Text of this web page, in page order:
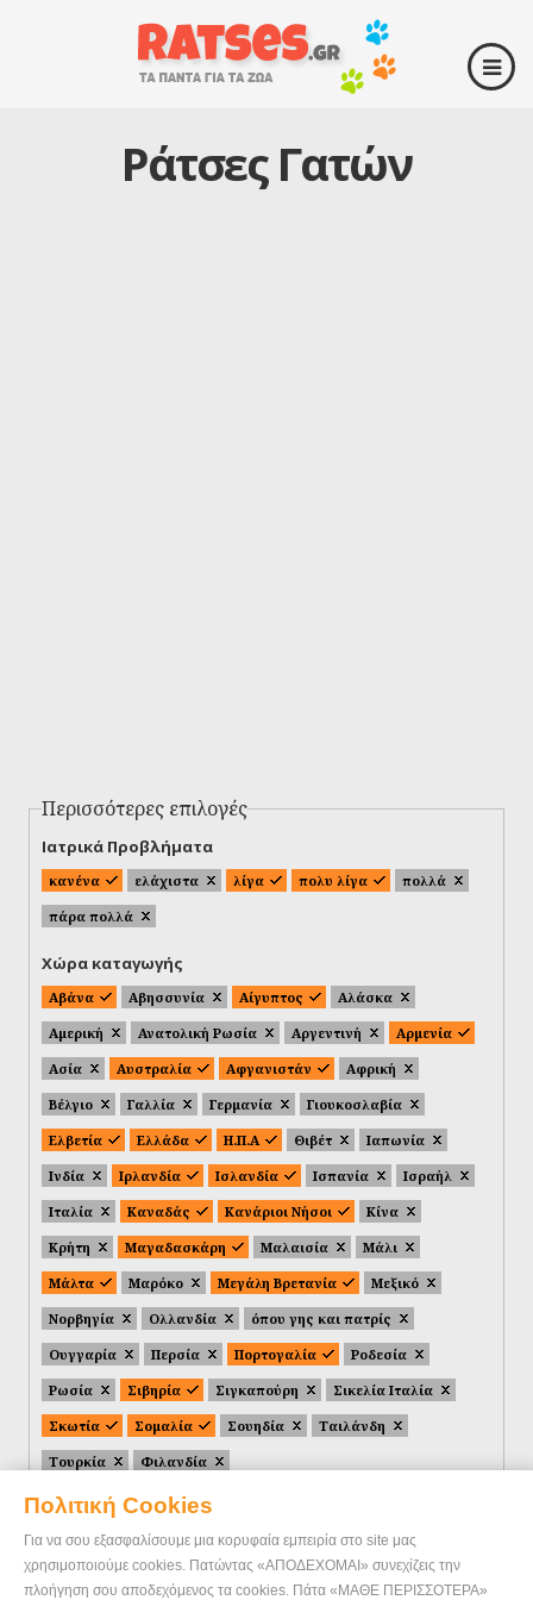
Πολιτική Cookies
Για να σου εξασφαλίσουμε μια κορυφαία εμπειρία στο site μας
χρησιμοποιούμε cookies. Πατώντας «ΑΠΟΔΕΧΟΜΑΙ» συνεχίζεις την
πλοήγηση σου αποδεχόμενος τα cookies. Πάτα «ΜΑΘΕ ΠΕΡΙΣΣΟΤΕΡΑ»
Ράτσες Γατών
Περισσότερες επιλογές
Ιατρικά Προβλήματα
κανένα ελάχιστα λίγα πολυ λίγα
πολλά
πάρα πολλά
Χώρα καταγωγής
Αβάνα Αβησσυνία Αίγυπτος
Αλάσκα
Αμερική
Ανατολική Ρωσία Αργεντινή
Αρμενία
Ασία
Αυστραλία Αφγανιστάν
Αφρική
Βέλγιο
Γαλλία Γερμανία
Γιουκοσλαβία
Ελβετία
Ελλάδα Η.Π.Α Θιβέτ
Ιαπωνία
Ινδία
Ιρλανδία Ισλανδία Ισπανία
Ισραήλ
Ιταλία
Καναδάς Κανάριοι Νήσοι
Κίνα
Κρήτη
Μαγαδασκάρη Μαλαισία
Μάλι
Μάλτα
Μαρόκο Μεγάλη Βρετανία
Μεξικό
Νορβηγία
Ολλανδία
όπου γης και πατρίς
Ουγγαρία
Περσία Πορτογαλία
Ροδεσία
Ρωσία
Σιβηρία Σιγκαπούρη
Σικελία Ιταλία
Σκωτία
Σομαλία Σουηδία
Ταιλάνδη
Τουρκία
Φιλανδία